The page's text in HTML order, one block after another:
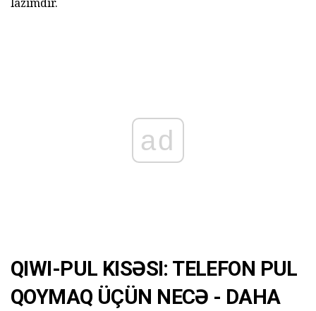
lazımdır.
ad
QIWI-PUL KISƏSI: TELEFON PUL
QOYMAQ ÜÇÜN NECƏ - DAHA